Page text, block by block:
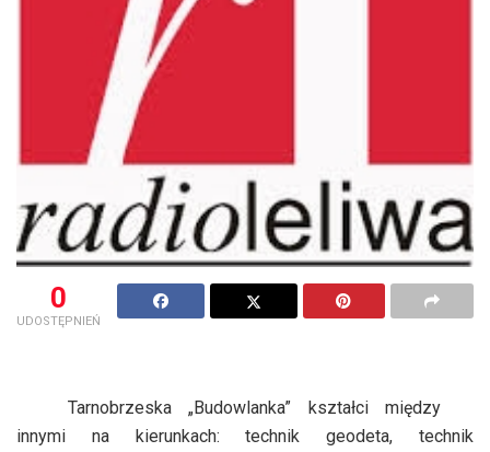
0
UDOSTĘPNIEŃ
Tarnobrzeska „Budowlanka” kształci między
innymi na kierunkach: technik geodeta, technik